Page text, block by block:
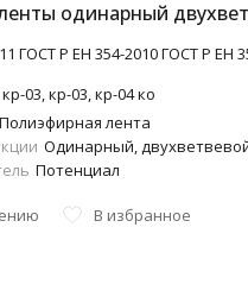
одинарный
ГОСТ Р ЕН 354-2010 ГОСТ Р ЕН
03, кр-03, кр-04 ко
Полиэфирная лента
Одинарный,
Потенциал
В избранное